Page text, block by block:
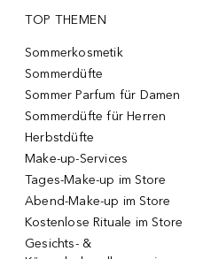
TOP THEMEN
Sommerkosmetik
Sommerdüfte
Sommer Parfum für Damen
Sommerdüfte für Herren
Herbstdüfte
Make-up-Services
Tages-Make-up im Store
Abend-Make-up im Store
Kostenlose Rituale im Store
Gesichts- &